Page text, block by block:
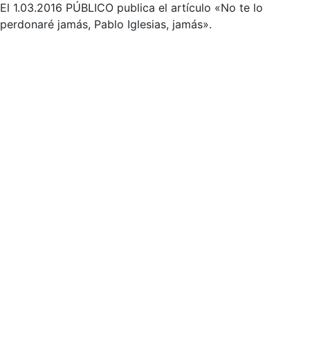
El 1.03.2016 PÚBLICO publica el artículo «No te lo
perdonaré jamás, Pablo Iglesias, jamás».